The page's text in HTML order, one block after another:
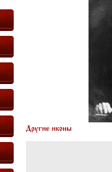
Другие иконы